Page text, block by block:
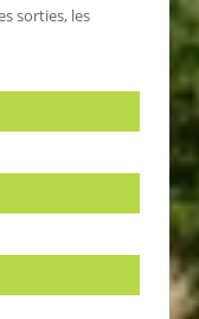
sorties, les